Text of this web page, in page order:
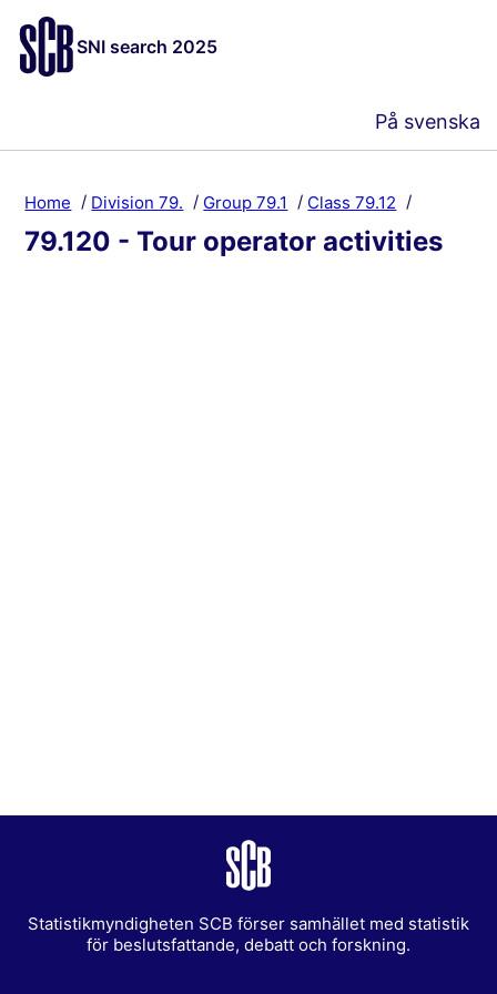
SNI search 2025
På svenska
Home Division 79. Group 79.1 Class 79.12
79.120 - Tour operator activities
Statistikmyndigheten SCB förser samhället med statistik
för beslutsfattande, debatt och forskning.